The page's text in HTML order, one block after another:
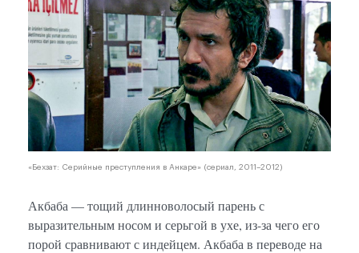
«Бехзат: Серийные преступления в Анкаре» (сериал, 2011–2012)
Акбаба — тощий длинноволосый парень с
выразительным носом и серьгой в ухе, из-за чего его
порой сравнивают с индейцем. Акбаба в переводе на